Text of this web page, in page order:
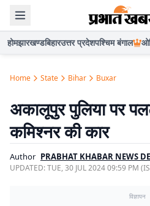
होमझारखण्डबिहारउत्तर प्रदेशपश्चिम बंगाल
Home State Bihar Buxar
अकालूपुर पुलिया पर
कमिश्नर की कार
Author PRABHAT KHABAR NEWS
UPDATED:TUE, 30 JUL 2024 09:59 PM
विज्ञापन